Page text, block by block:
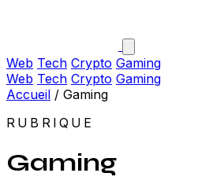
Web Tech Crypto Gaming
Web Tech Crypto Gaming
Accueil / Gaming
RUBRIQUE
Gaming